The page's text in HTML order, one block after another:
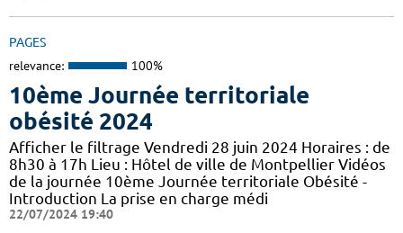
PAGES
relevance: 100%
10ème Journée territoriale
obésité 2024
Afficher le filtrage Vendredi 28 juin 2024 Horaires : de
8h30 à 17h Lieu : Hôtel de ville de Montpellier Vidéos
de la journée 10ème Journée territoriale Obésité -
Introduction La prise en charge médi
22/07/2024 19:40